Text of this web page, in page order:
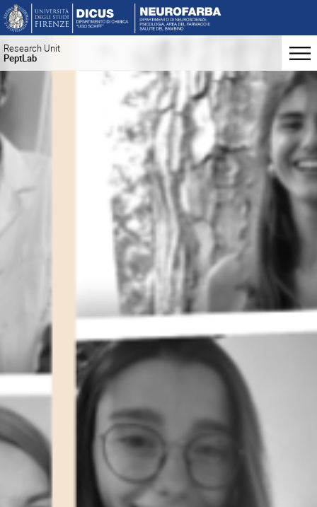
Research Unit
PeptLab